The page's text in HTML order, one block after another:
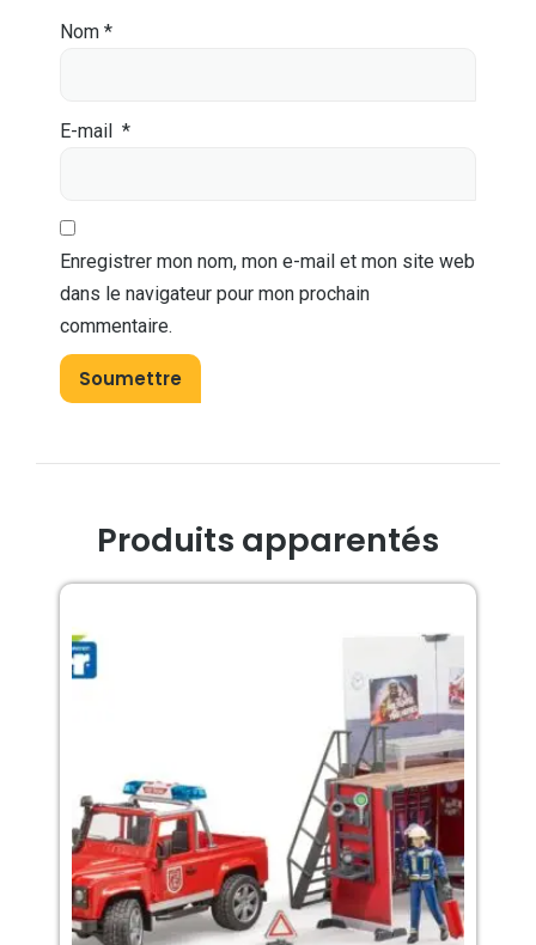
Nom *
E-mail *
Enregistrer mon nom, mon e-mail et mon site web
dans le navigateur pour mon prochain
commentaire.
Produits apparentés